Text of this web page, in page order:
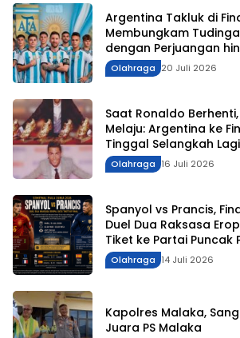
Argentina Takluk di
Membungkam
dengan Perjuangan
Puncak
Olahraga 20 Juli 2026
Saat Ronaldo
Melaju: Argentina ke
Tinggal Selangkah Lagi
Olahraga 16 Juli 2026
Spanyol vs Prancis,
Duel Dua Raksasa
Tiket ke Partai Puncak
Olahraga 14 Juli 2026
Kapolres Malaka,
Juara PS Malaka